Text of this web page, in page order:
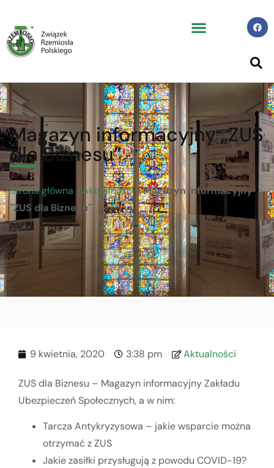
Magazyn informacyjny „ZUS
dla Biznesu”
Strona główna / Aktualności/Magazyn informacyjny
"ZUS dla Biznesu"
9 kwietnia, 2020 3:38 pm Aktualności
ZUS dla Biznesu – Magazyn informacyjny Zakładu
Ubezpieczeń Społecznych, a w nim:
Tarcza Antykryzysowa – jakie wsparcie można
otrzymać z ZUS
Jakie zasiłki przysługują z powodu COVID-19?